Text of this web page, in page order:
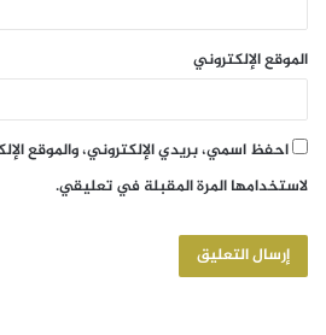
الموقع الإلكتروني
احفظ اسمي، بريدي الإلكتروني، والموقع
لاستخدامها المرة المقبلة في تعليقي.